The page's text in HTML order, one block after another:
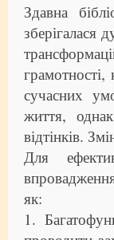
Здавна
зберігалася
сучасних
життя,
відтінків.
Для
як:
1.